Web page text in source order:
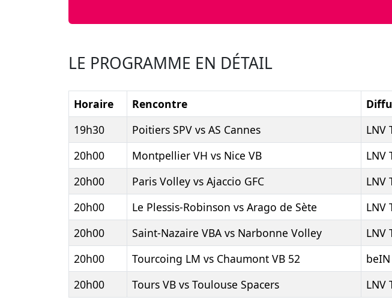
LE PROGRAMME EN DÉTAIL
Horaire Rencontre
19h30
Poitiers SPV vs AS Cannes LNV
20h00
Montpellier VH vs Nice VB LNV
20h00
Paris Volley vs Ajaccio GFC LNV
20h00
Le Plessis-Robinson vs Arago de Sète LNV
20h00
Saint-Nazaire VBA vs Narbonne Volley LNV
20h00
Tourcoing LM vs Chaumont VB 52 beIN
20h00
Tours VB vs Toulouse Spacers LNV